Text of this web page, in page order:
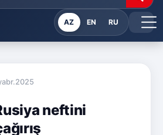
AZ EN RU
neftini